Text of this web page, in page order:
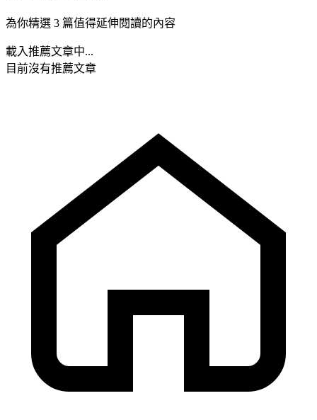
為你精選 3 篇值得延伸閱讀的內容
載入推薦文章中...
目前沒有推薦文章